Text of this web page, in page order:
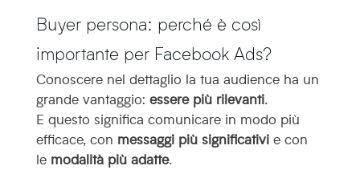
Buyer persona: perché è così
importante per Facebook Ads?
Conoscere nel dettaglio la tua audience ha un
grande vantaggio: essere più rilevanti.
E questo significa comunicare in modo più
efficace, con messaggi più significativie con
le modalità più adatte.